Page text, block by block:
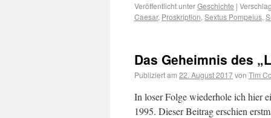
Veröffentlicht unterGeschichte |
Caesar, Proskription, Sextus Pompeius,
Das Geheimnis des
Publiziert am 22. August 2017von Tim
In loser Folge wiederhole ich hier
1995. Dieser Beitrag erschien